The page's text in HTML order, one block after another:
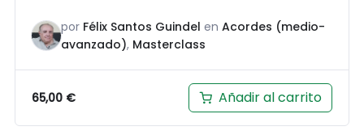
por Félix Santos Guindel en Acordes (medio-
avanzado), Masterclass
65,00 € Añadir al carrito